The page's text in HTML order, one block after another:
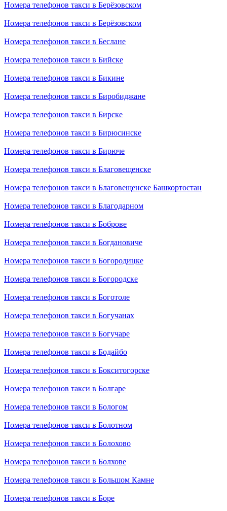
Номера телефонов такси в Берёзовском
Номера телефонов такси в Берёзовском
Номера телефонов такси в Беслане
Номера телефонов такси в Бийске
Номера телефонов такси в Бикине
Номера телефонов такси в Биробиджане
Номера телефонов такси в Бирске
Номера телефонов такси в Бирюсинске
Номера телефонов такси в Бирюче
Номера телефонов такси в Благовещенске
Номера телефонов такси в Благовещенске Башкортостан
Номера телефонов такси в Благодарном
Номера телефонов такси в Боброве
Номера телефонов такси в Богдановиче
Номера телефонов такси в Богородицке
Номера телефонов такси в Богородске
Номера телефонов такси в Боготоле
Номера телефонов такси в Богучанах
Номера телефонов такси в Богучаре
Номера телефонов такси в Бодайбо
Номера телефонов такси в Бокситогорске
Номера телефонов такси в Болгаре
Номера телефонов такси в Бологом
Номера телефонов такси в Болотном
Номера телефонов такси в Болохово
Номера телефонов такси в Болхове
Номера телефонов такси в Большом Камне
Номера телефонов такси в Боре